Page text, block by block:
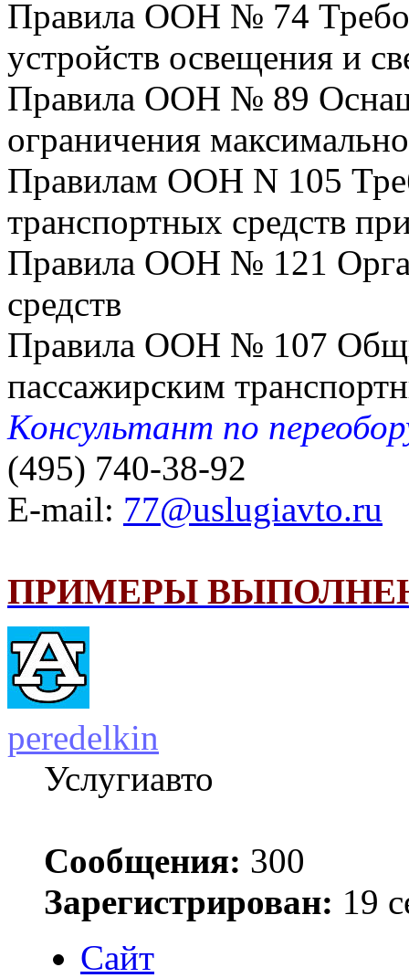
Правила ООН № 74
устройств освещения и
Правила ООН № 89
ограничения
Правилам ООН N 105
транспортных средств
Правила ООН № 121
средств
Правила ООН № 107
пассажирским
Консультант по
(495) 740-38-92
E-mail: 77@uslugiavto.ru
ПРИМЕРЫ
peredelkin
Услугиавто
Сообщения: 300
Зарегистрирован: 19
Сайт